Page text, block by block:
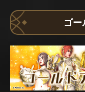
ゴー